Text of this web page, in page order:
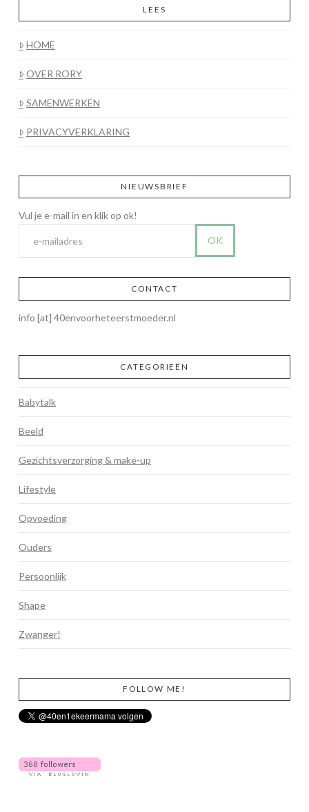
LEES
HOME
OVER RORY
SAMENWERKEN
PRIVACYVERKLARING
NIEUWSBRIEF
CONTACT
info [at] 40envoorheteerstmoeder.nl
CATEGORIEËN
Babytalk
Beeld
Gezichtsverzorging & make-up
Lifestyle
Opvoeding
Ouders
Persoonlijk
Shape
Zwanger!
FOLLOW ME!